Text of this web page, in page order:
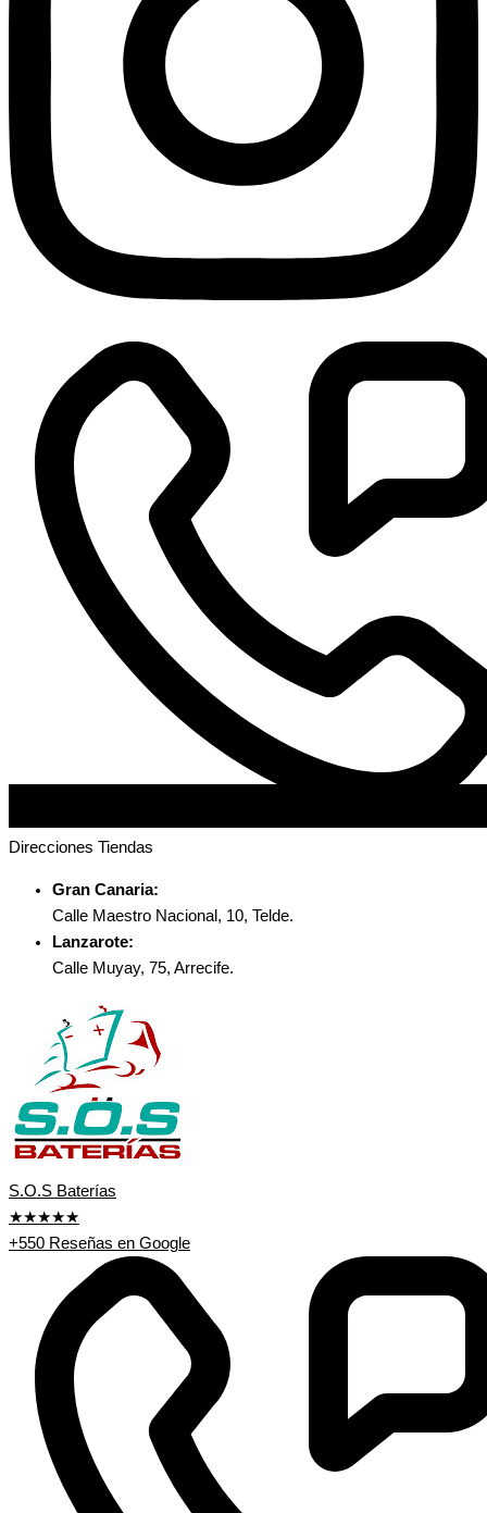
Direcciones Tiendas
Gran Canaria:
Calle Maestro Nacional, 10, Telde.
Lanzarote:
Calle Muyay, 75, Arrecife.
S.O.S Baterías
★★★★★
+550 Reseñas en Google